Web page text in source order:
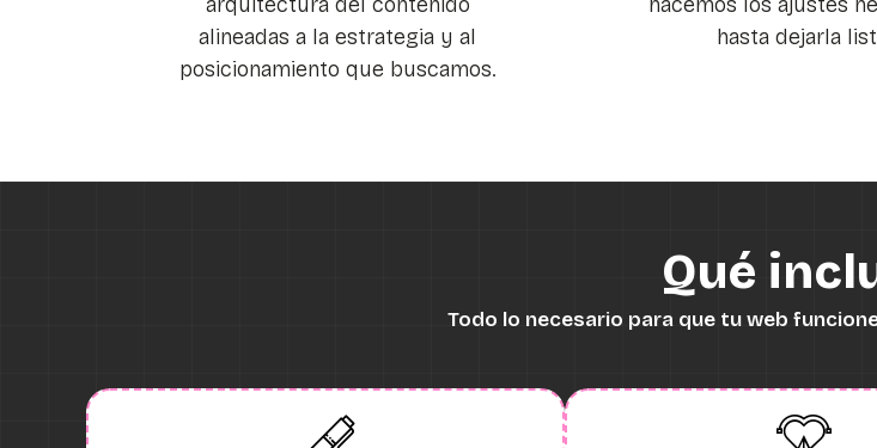
alineadas a la estrategia y al
posicionamiento que buscamos.
hasta dejarla
Qué
Todo lo necesario para que tu web